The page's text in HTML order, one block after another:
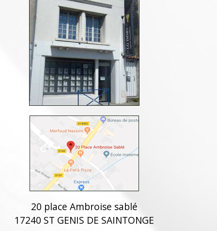
20 place Ambroise sablé
17240 ST GENIS DE SAINTONGE